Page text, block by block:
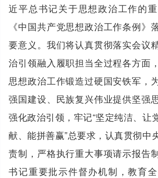
近平总书记关于思想政治工作的
《中国共产党思想政治工作条例》
要意义。我们将认真贯彻落实会议
治引领融入履职担当全过程各方面
思想政治工作锻造过硬国安铁军，
强国建设、民族复兴伟业提供坚强
强化政治引领，牢记“坚定纯洁、让
献、能拼善赢”总要求，认真贯彻中
责制，严格执行重大事项请示报告
书记重要批示件督办机制，教育